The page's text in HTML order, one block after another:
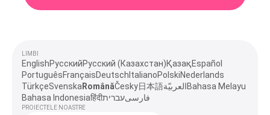
LIMBI
EnglishРусскийРусский (Казахстан)Қазақ Español
PortuguêsFrançaisDeutsch ItalianoPolskiNederlands
TürkçeSvenska RomânăČesky日本語العربيّةBahasa Melayu
Bahasa Indonesiaहिंदीעבריתفارسی
PROIECTELE NOASTRE